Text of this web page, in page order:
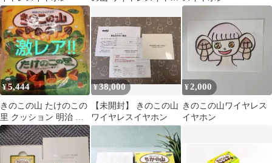
¥5,444
きのこの山 たけのこの
里 クッション 明治 グ
ッズ イヤホン 非売品
レア
¥38,000
【未開封】 きのこの山
ワイヤレスイヤホン
¥2,000
きのこの山ワイヤレス
イヤホン